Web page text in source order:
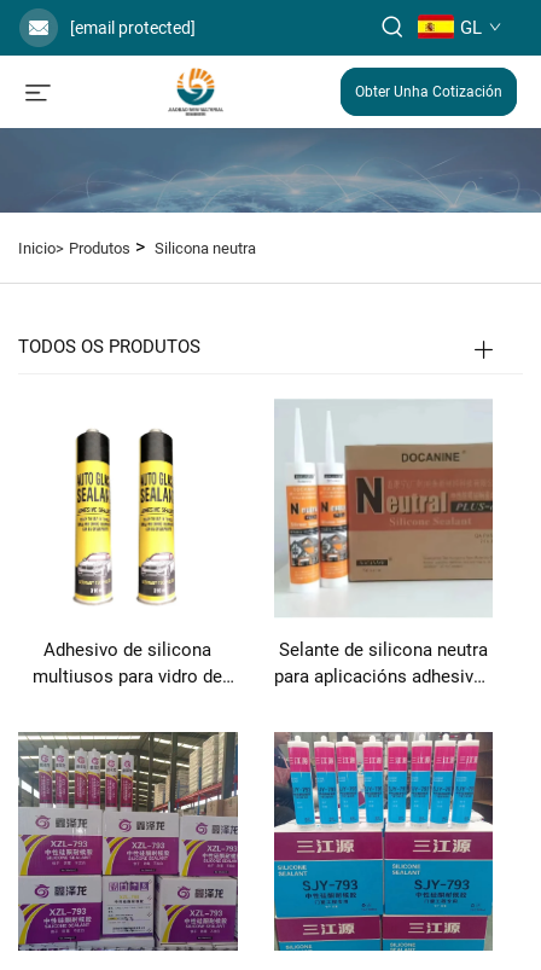
[email protected] GL
Obter Unha Cotización
Inicio> Produtos > Silicona neutra
TODOS OS PRODUTOS
Adhesivo de silicona
multiusos para vidro de
carpintaría, embalaxe,
construción e transporte
Selante de silicona neutra
para aplicacións adhesivas